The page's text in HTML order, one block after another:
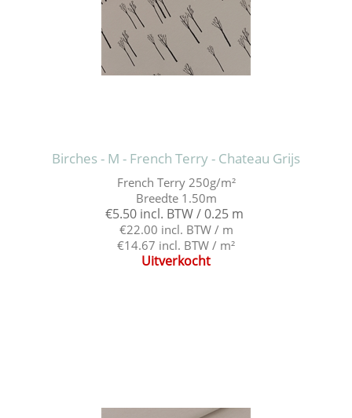
Birches - M - French Terry - Chateau Grijs
French Terry 250g/m²
Breedte 1.50m
€5.50 incl. BTW / 0.25 m
€22.00 incl. BTW / m
€14.67 incl. BTW / m²
Uitverkocht